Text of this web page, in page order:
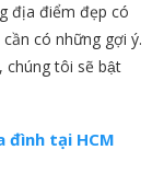
địa điểm đẹp có
có những gợi ý.
chúng tôi sẽ bật
đình tại HCM